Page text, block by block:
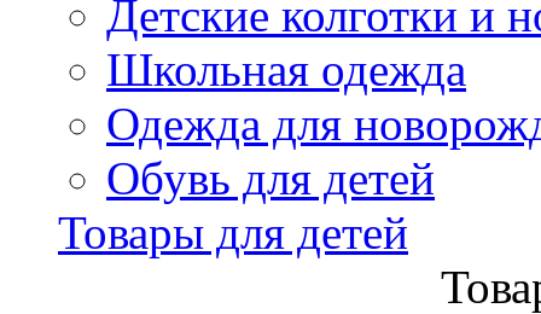
Детские колготки и
Школьная одежда
Одежда для
Обувь для детей
Товары для детей